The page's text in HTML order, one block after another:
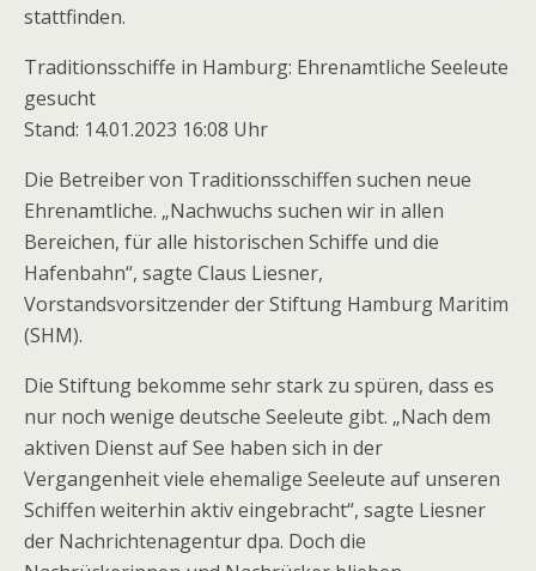
stattfinden.
Traditionsschiffe in Hamburg: Ehrenamtliche Seeleute
gesucht
Stand: 14.01.2023 16:08 Uhr
Die Betreiber von Traditionsschiffen suchen neue
Ehrenamtliche. „Nachwuchs suchen wir in allen
Bereichen, für alle historischen Schiffe und die
Hafenbahn“, sagte Claus Liesner,
Vorstandsvorsitzender der Stiftung Hamburg Maritim
(SHM).
Die Stiftung bekomme sehr stark zu spüren, dass es
nur noch wenige deutsche Seeleute gibt. „Nach dem
aktiven Dienst auf See haben sich in der
Vergangenheit viele ehemalige Seeleute auf unseren
Schiffen weiterhin aktiv eingebracht“, sagte Liesner
der Nachrichtenagentur dpa. Doch die